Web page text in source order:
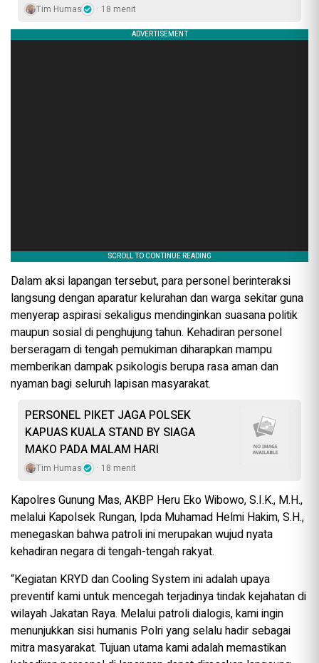
Tim Humas 18 menit
Dalam aksi lapangan tersebut, para personel berinteraksi
langsung dengan aparatur kelurahan dan warga sekitar guna
menyerap aspirasi sekaligus mendinginkan suasana politik
maupun sosial di penghujung tahun. Kehadiran personel
berseragam di tengah pemukiman diharapkan mampu
memberikan dampak psikologis berupa rasa aman dan
nyaman bagi seluruh lapisan masyarakat.
PERSONEL PIKET JAGA POLSEK
KAPUAS KUALA STAND BY SIAGA
MAKO PADA MALAM HARI
Tim Humas 18 menit
Kapolres Gunung Mas, AKBP Heru Eko Wibowo, S.I.K., M.H.,
melalui Kapolsek Rungan, Ipda Muhamad Helmi Hakim, S.H.,
menegaskan bahwa patroli ini merupakan wujud nyata
kehadiran negara di tengah-tengah rakyat.
“Kegiatan KRYD dan Cooling System ini adalah upaya
preventif kami untuk mencegah terjadinya tindak kejahatan di
wilayah Jakatan Raya. Melalui patroli dialogis, kami ingin
menunjukkan sisi humanis Polri yang selalu hadir sebagai
mitra masyarakat. Tujuan utama kami adalah memastikan